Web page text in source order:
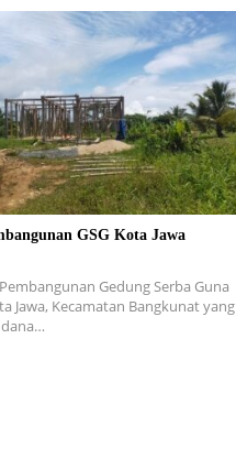
GSG Kota Jawa
Gedung Serba Guna
Jawa, Kecamatan Bangkunat yang